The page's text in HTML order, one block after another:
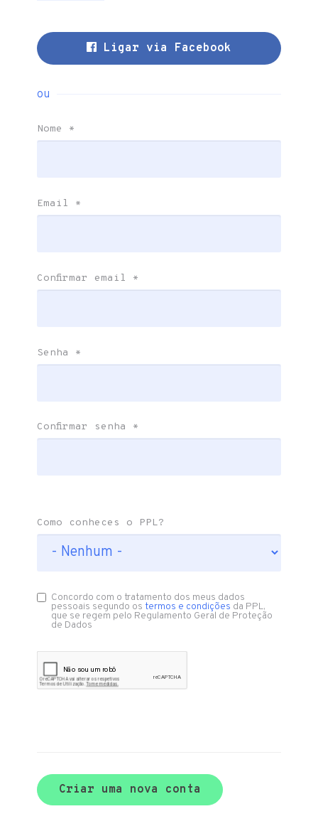
Ligar via Facebook
ou
Nome *
Email *
Confirmar email *
Senha *
Confirmar senha *
Como conheces o PPL?
Concordo com o tratamento dos meus dados
pessoais segundo ostermos e condições da PPL,
que se regem pelo Regulamento Geral de Proteção
de Dados
Criar uma nova conta